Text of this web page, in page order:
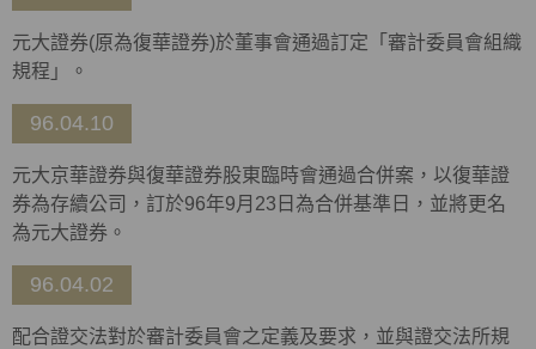
元大證券(原為復華證券)於董事會通過訂定「審計委員會組織
規程」。
96.04.10
元大京華證券與復華證券股東臨時會通過合併案，以復華證
券為存續公司，訂於96年9月23日為合併基準日，並將更名
為元大證券。
96.04.02
配合證交法對於審計委員會之定義及要求，並與證交法所規